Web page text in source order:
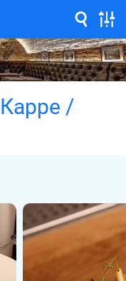
Карре /